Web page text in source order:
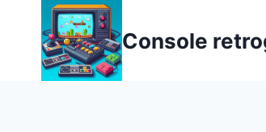
contenu
Console